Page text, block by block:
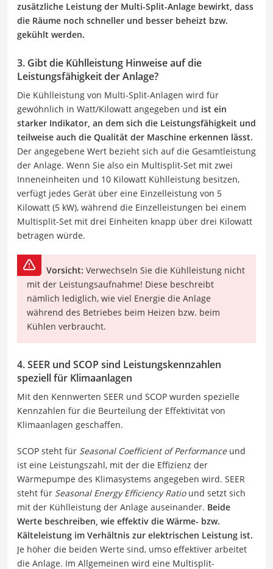
zusätzliche Leistung der Multi-Split-Anlage bewirkt, dass
die Räume noch schneller und besser beheizt bzw.
gekühlt werden.
3. Gibt die Kühlleistung Hinweise auf die
Leistungsfähigkeit der Anlage?
Die Kühlleistung von Multi-Split-Anlagen wird für
gewöhnlich in Watt/Kilowatt angegeben und ist ein
starker Indikator, an dem sich die Leistungsfähigkeit und
teilweise auch die Qualität der Maschine erkennen lässt.
Der angegebene Wert bezieht sich auf die Gesamtleistung
der Anlage. Wenn Sie also ein Multisplit-Set mit zwei
Inneneinheiten und 10 Kilowatt Kühlleistung besitzen,
verfügt jedes Gerät über eine Einzelleistung von 5
Kilowatt (5 kW), während die Einzelleistungen bei einem
Multisplit-Set mit drei Einheiten knapp über drei Kilowatt
betragen würde.
Vorsicht: Verwechseln Sie die Kühlleistung nicht
mit der Leistungsaufnahme! Diese beschreibt
nämlich lediglich, wie viel Energie die Anlage
während des Betriebes beim Heizen bzw. beim
Kühlen verbraucht.
4. SEER und SCOP sind Leistungskennzahlen
speziell für Klimaanlagen
Mit den Kennwerten SEER und SCOP wurden spezielle
Kennzahlen für die Beurteilung der Effektivität von
Klimaanlagen geschaffen.
SCOP steht für Seasonal Coefficient of Performanceund
ist eine Leistungszahl, mit der die Effizienz der
Wärmepumpe des Klimasystems angegeben wird. SEER
steht für Seasonal Energy Efficiency Ratiound setzt sich
mit der Kühlleistung der Anlage auseinander. Beide
Werte beschreiben, wie effektiv die Wärme- bzw.
Kälteleistung im Verhältnis zur elektrischen Leistung ist.
Je höher die beiden Werte sind, umso effektiver arbeitet
die Anlage. Im Allgemeinen wird eine Multisplit-